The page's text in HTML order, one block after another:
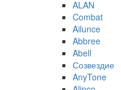
ALAN
Combat
Ailunce
Abbree
Abell
Созвездие
AnyTone